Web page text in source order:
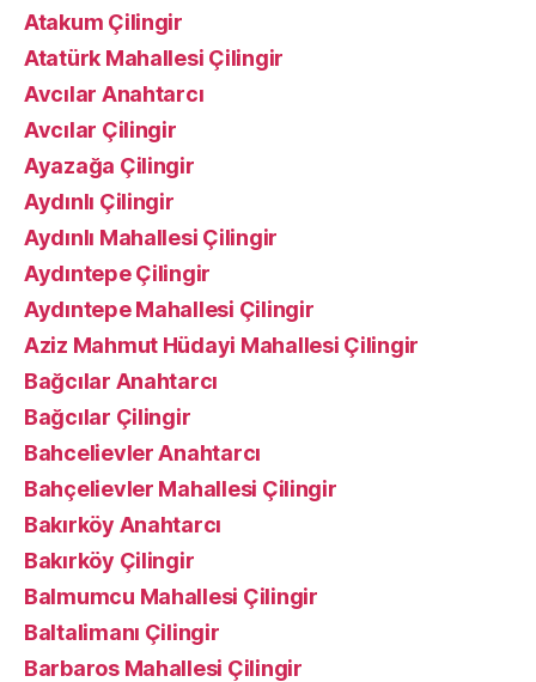
Atakum Çilingir
Atatürk Mahallesi Çilingir
Avcılar Anahtarcı
Avcılar Çilingir
Ayazağa Çilingir
Aydınlı Çilingir
Aydınlı Mahallesi Çilingir
Aydıntepe Çilingir
Aydıntepe Mahallesi Çilingir
Aziz Mahmut Hüdayi Mahallesi Çilingir
Bağcılar Anahtarcı
Bağcılar Çilingir
Bahcelievler Anahtarcı
Bahçelievler Mahallesi Çilingir
Bakırköy Anahtarcı
Bakırköy Çilingir
Balmumcu Mahallesi Çilingir
Baltalimanı Çilingir
Barbaros Mahallesi Çilingir